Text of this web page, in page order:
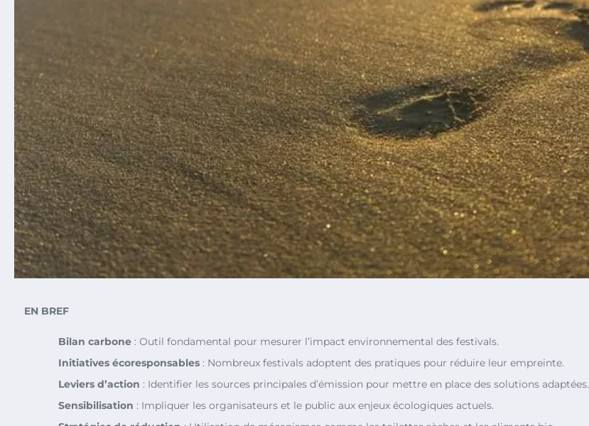
EN BREF
Bilan carbone : Outil fondamental pour mesurer l’impact environnemental des festivals.
Initiatives écoresponsables : Nombreux festivals adoptent des pratiques pour réduire leur empreinte.
Leviers d’action : Identifier les sources principales d’émission pour mettre en place des solutions adaptées.
Sensibilisation : Impliquer les organisateurs et le public aux enjeux écologiques actuels.